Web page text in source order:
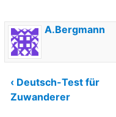
A.Bergmann
Yazı
gezinmesi
‹ Deutsch-Test für
Zuwanderer